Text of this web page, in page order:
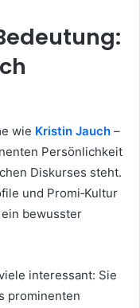
wie Kristin Jauch –
Persönlichkeit
Diskurses steht.
und Promi‑Kultur
bewusster
interessant: Sie
prominenten